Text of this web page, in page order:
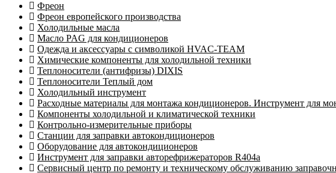
Фреон
Фреон европейского производства
Холодильные масла
Масло PAG для кондиционеров
Одежда и аксессуары с символикой HVAC-TEAM
Химические компоненты для холодильной техники
Теплоносители (антифризы) DIXIS
Теплоносители Теплый дом
Холодильный инструмент
Расходные материалы для монтажа кондиционеров. Инструмент для
Компоненты холодильной и климатической техники
Контрольно-измерительные приборы
Станции для заправки автокондиционеров
Оборудование для автокондиционеров
Инструмент для заправки авторефрижераторов R404a
Сервисный центр по ремонту и техническому обслуживанию